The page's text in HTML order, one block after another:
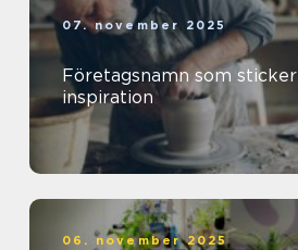
07. november 2025
Företagsnamn som
inspiration
06. november 2025